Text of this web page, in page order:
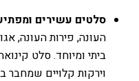
סלטים עשירים
העונה, פירות העונה,
ביתי ומיוחד. סלט
וירקות קלויים שמחבר